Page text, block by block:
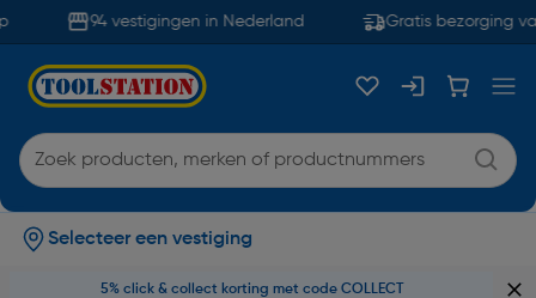
94 vestigingen in Nederland Gratis bezorging
Selecteer een vestiging
5% click & collect korting met code COLLECT